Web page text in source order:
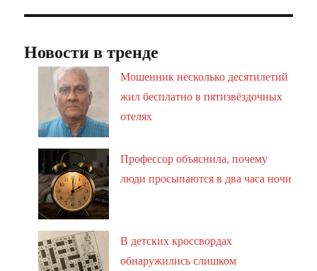
Новости в тренде
Мошенник несколько десятилетий
жил бесплатно в пятизвёздочных
отелях
Профессор объяснила, почему
люди просыпаются в два часа ночи
В детских кроссвордах
обнаружились слишком